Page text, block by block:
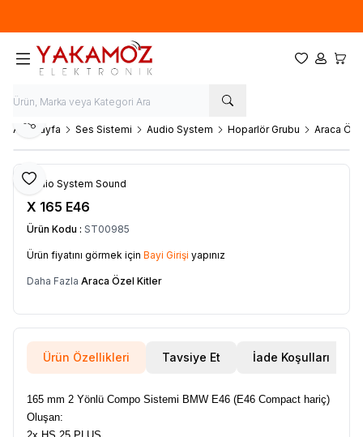
Favorilerim
Hesabım
Ana Sayfa Ses Sistemi Audio System Hoparlör Grubu Araca
Favoriye Ekle
Paylaş
Audio System Sound
X 165 E46
Ürün Kodu : ST00985
Ürün fiyatını görmek için Bayi Girişi yapınız
Daha Fazla Araca Özel Kitler
Ürün Özellikleri Tavsiye Et İade Koşulları
165 mm 2 Yönlü Compo Sistemi BMW E46 (E46 Compact hariç)
Oluşan: